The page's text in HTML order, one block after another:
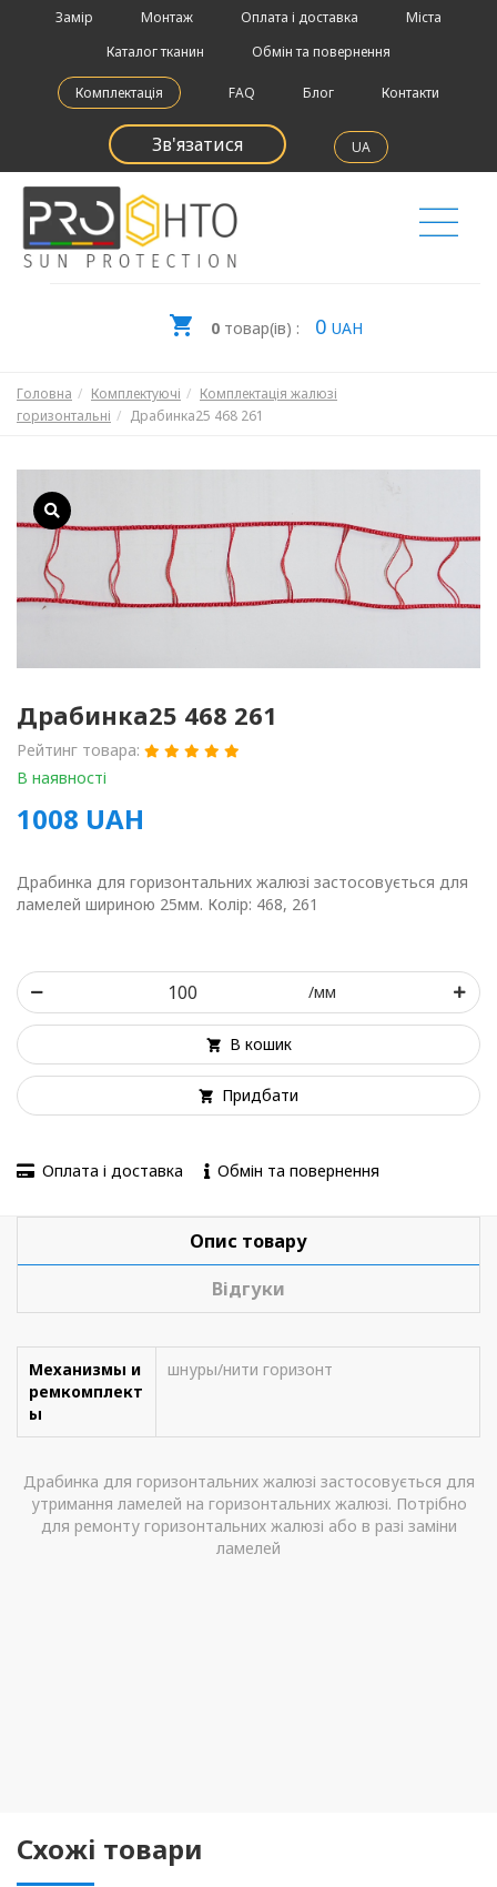
Замір Монтаж Оплата і доставка
Міста
Каталог тканин
Обмін та повернення
Комплектація FAQ Блог Контакти
Зв'язатися UA
0товар(ів) : 0 UAH
Головна Комплектуючі
Комплектація жалюзі
горизонтальні
Драбинка25 468 261
Драбинка25 468 261
Рейтинг товара:
В наявності
1008 UAH
Драбинка для горизонтальних жалюзі застосовується для
ламелей шириною 25мм. Колір: 468, 261
/мм
В кошик
Придбати
Оплата і доставка Обмін та повернення
Опис товару
Відгуки
Механизмы и
ремкомплект
ы
шнуры/нити горизонт
Драбинка для горизонтальних жалюзі застосовується для
утримання ламелей на горизонтальних жалюзі. Потрібно
для ремонту горизонтальних жалюзі або в разі заміни
ламелей
Схожі товари